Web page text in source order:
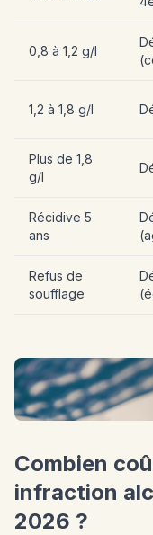
0,8 à 1,2 g/l
1,2 à 1,8 g/l
Plus de 1,8
g/l
Récidive 5
ans
Refus de
soufflage
Combien
infraction
2026 ?